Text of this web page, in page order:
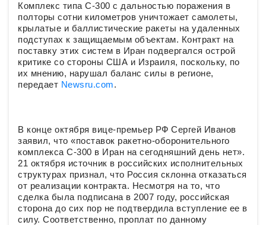
Комплекс типа С-300 с дальностью поражения в
полторы сотни километров уничтожает самолеты,
крылатые и баллистические ракеты на удаленных
подступах к защищаемым объектам. Контракт на
поставку этих систем в Иран подвергался острой
критике со стороны США и Израиля, поскольку, по
их мнению, нарушал баланс силы в регионе,
передает Newsru.com.
В конце октября вице-премьер РФ Сергей Иванов
заявил, что «поставок ракетно-оборонительного
комплекса С-300 в Иран на сегодняшний день нет».
21 октября источник в российских исполнительных
структурах признал, что Россия склонна отказаться
от реализации контракта. Несмотря на то, что
сделка была подписана в 2007 году, российская
сторона до сих пор не подтвердила вступление ее в
силу. Соответственно, проплат по данному